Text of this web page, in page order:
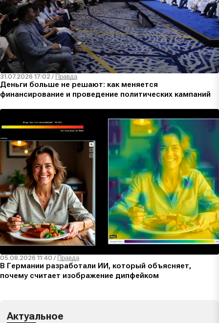
31.07.2026 17:02 / Правда
Деньги больше не решают: как меняется
финансирование и проведение политических кампаний
05.08.2026 11:40 / Правда
В Германии разработали ИИ, который объясняет,
почему считает изображение дипфейком
Актуальное